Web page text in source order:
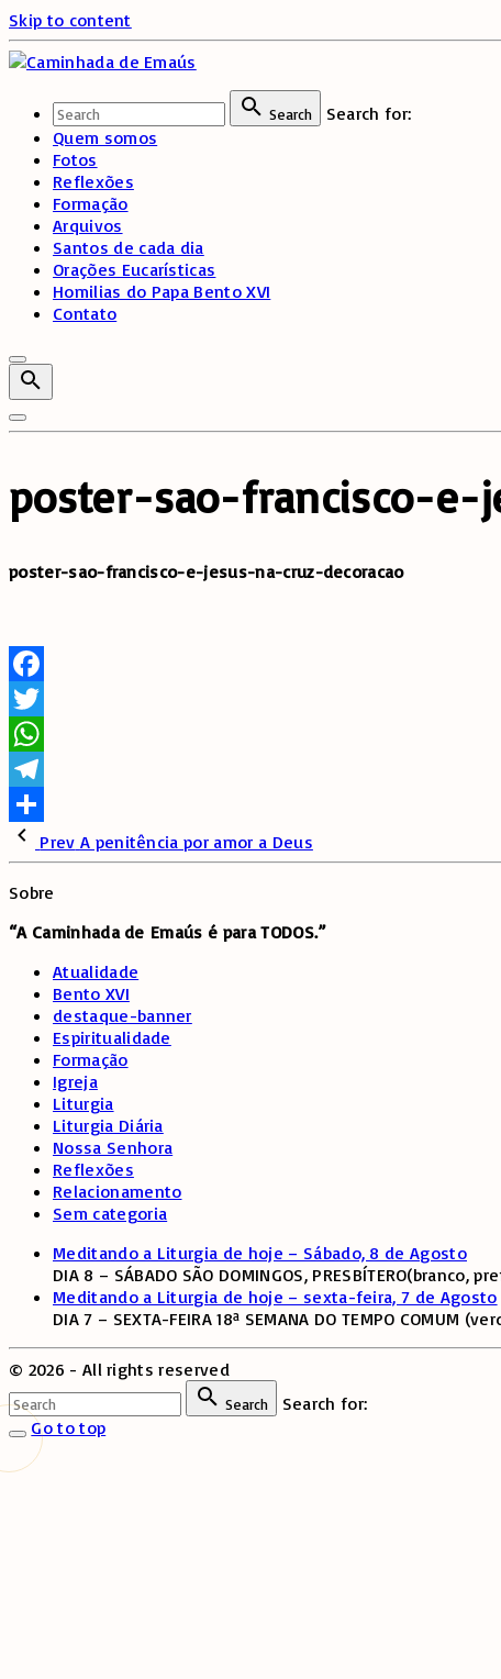
Skip to content
Search
Search for:
Quem somos
Fotos
Reflexões
Formação
Arquivos
Santos de cada dia
Orações Eucarísticas
Homilias do Papa Bento XVI
Contato
poster-sao-francisco-e-
poster-sao-francisco-e-jesus-na-cruz-decoracao
Facebook
Twitter
WhatsApp
Telegram
SharePrev A penitência por amor a Deus
Sobre
“A Caminhada de Emaús é para TODOS.”
Atualidade
Bento XVI
destaque-banner
Espiritualidade
Formação
Igreja
Liturgia
Liturgia Diária
Nossa Senhora
Reflexões
Relacionamento
Sem categoria
Meditando a Liturgia de hoje – Sábado, 8 de Agosto
DIA 8 – SÁBADO SÃO DOMINGOS,
Meditando a Liturgia de hoje – sexta-feira, 7 de Agosto
DIA 7 – SEXTA-FEIRA 18ª SEMANA DO TEMPO COMUM
© 2026 - All rights reserved
Search
Search for:
Go to top